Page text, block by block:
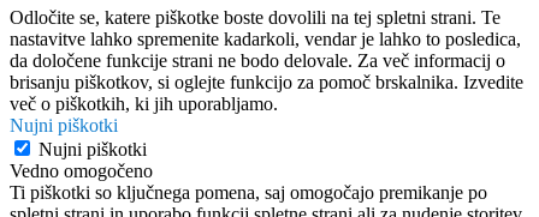
Odločite se, katere piškotke boste dovolili na tej spletni strani. Te
nastavitve lahko spremenite kadarkoli, vendar je lahko to posledica,
da določene funkcije strani ne bodo delovale. Za več informacij o
brisanju piškotkov, si oglejte funkcijo za pomoč brskalnika. Izvedite
več o piškotkih, ki jih uporabljamo.
Nujni piškotki
Nujni piškotki
Vedno omogočeno
Ti piškotki so ključnega pomena, saj omogočajo premikanje po